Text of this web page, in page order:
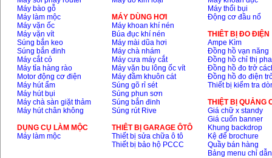
Máy hàn bấm Hồng
ký HB4KB (4KVA)
Giá:
Dây cáp hàn Samwon
Korea
Giá :105000VND
Jasic ZX7 200E
Giá:2800000
Máy bào gỗ
Máy làm mộc
Máy vặn ốc
Máy vặn vít
Súng bắn keo
Súng bắn đinh
Máy cắt cỏ
Máy tỉa hàng rào
Motor động cơ điện
Máy hút ẩm
Máy hút bụi
Máy chà sàn giặt thảm
Máy hút chân không
DỤNG CỤ LÀM MỘC
Máy làm mộc
MÁY DÙNG HƠI
Máy khoan khí nén
Búa đục khí nén
Máy mài dũa hơi
Máy chà nhám
Máy cưa máy cắt
Máy vặn bu lông ốc vít
Máy đầm khuôn cát
Súng gõ rỉ sét
Súng phun sơn
Súng bắn đinh
Súng rút Rive
THIÊT BỊ GARAGE ÔTÔ
Thiết bị sửa chữa ô tô
Thiết bị bảo hộ PCCC
Máy thổi bụi
Động cơ đầu nổ
THIÊT BỊ ĐO ĐIỆN
Ampe Kìm
Đồng hồ vạn năng
Đồng hồ chỉ thị pha
Đồng hồ đo trở
Đồng hồ đo điện
Thiết bị kiểm tra
THIỆT BỊ QUẢNG
Giá chữ x standy
Giá cuốn banner
Khung backdrop
Kệ để brochure
Quầy bán hàng
Bảng menu chỉ dẫn